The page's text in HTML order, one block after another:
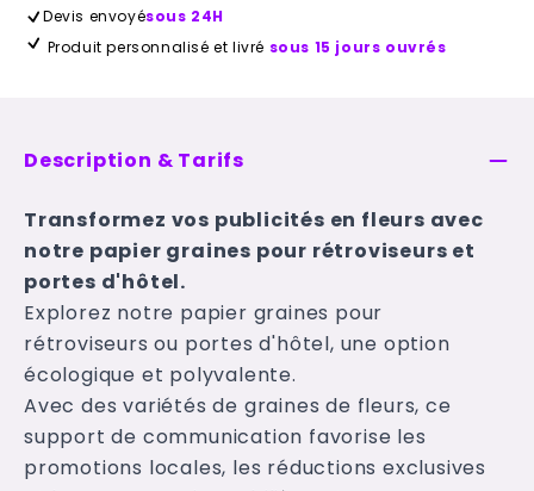
Devis envoyésous 24H
Produit personnalisé et livré sous 15 jours ouvrés
Description & Tarifs
Transformez vos publicités en fleurs avec
notre papier graines pour rétroviseurs et
portes d'hôtel.
Explorez notre papier graines pour
rétroviseurs ou portes d'hôtel, une option
écologique et polyvalente.
Avec des variétés de graines de fleurs, ce
support de communication favorise les
promotions locales, les réductions exclusives